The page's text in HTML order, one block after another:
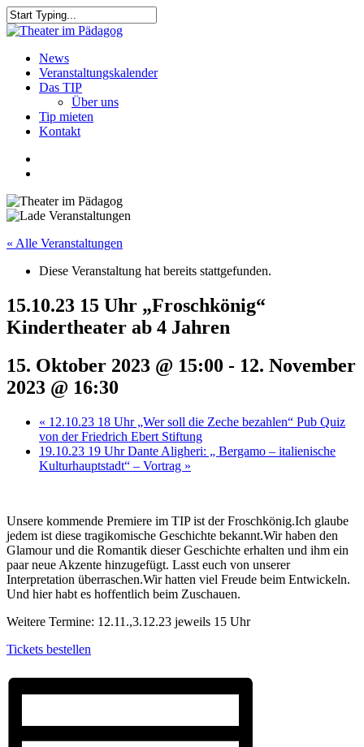
Skip
to
content
Close
search
Menu
News
Veranstaltungskalender
Das TIP
Über uns
Tip mieten
Kontakt
« Alle Veranstaltungen
Diese Veranstaltung hat bereits stattgefunden.
15.10.23 15 Uhr „Froschkönig“
Kindertheater ab 4 Jahren
15. Oktober 2023 @ 15:00 - 12. November
2023 @ 16:30
« 12.10.23 18 Uhr „Wer soll die Zeche bezahlen“ Pub Quiz
von der Friedrich Ebert Stiftung
19.10.23 19 Uhr Dante Aligheri: „ Bergamo – italienische
Kulturhauptstadt“ – Vortrag »
Unsere kommende Premiere im TIP ist der Froschkönig.Ich glaube
jedem ist diese tragikomische Geschichte bekannt.Wir haben den
Glamour und die Romantik dieser Geschichte erhalten und ihm ein
paar neue Akzente hinzugefügt. Lasst euch von unserer
Interpretation überraschen.Wir hatten viel Freude beim Entwickeln.
Und hier habt es hoffentlich beim Zuschauen.
Weitere Termine: 12.11.,3.12.23 jeweils 15 Uhr
Tickets bestellen